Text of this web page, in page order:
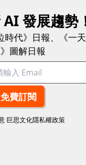
與Martech
首創「聲量
企業專屬 AI
發展趨勢
時代》日報、《一
圖解日報
巨思文化隱私權政策